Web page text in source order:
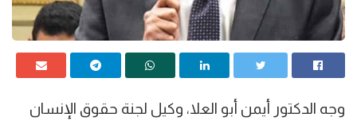
وجه الدكتور أيمن أبو العلا، وكيل لجنة حقوق الإنسان